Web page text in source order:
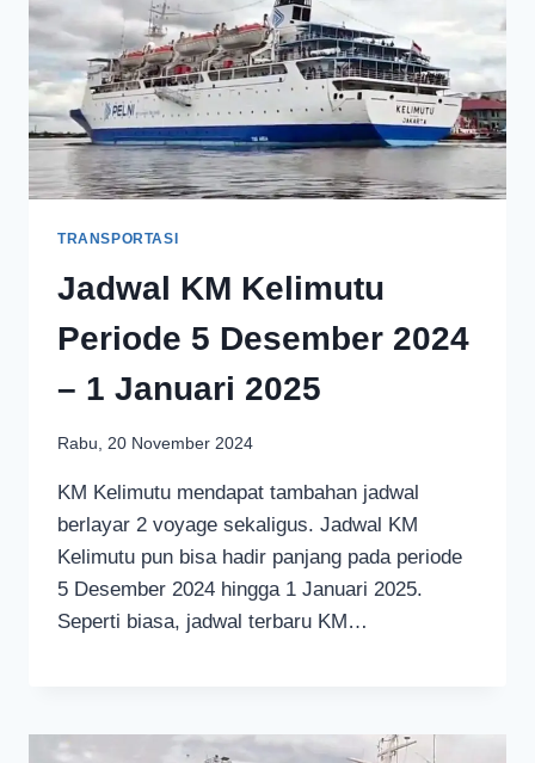
TRANSPORTASI
Jadwal KM Kelimutu
Periode 5 Desember 2024
– 1 Januari 2025
Rabu, 20 November 2024
KM Kelimutu mendapat tambahan jadwal
berlayar 2 voyage sekaligus. Jadwal KM
Kelimutu pun bisa hadir panjang pada periode
5 Desember 2024 hingga 1 Januari 2025.
Seperti biasa, jadwal terbaru KM…